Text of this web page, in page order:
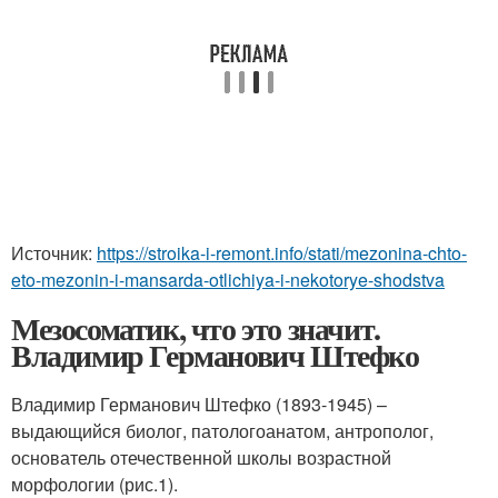
Источник: https://stroika-i-remont.info/stati/mezonina-chto-
eto-mezonin-i-mansarda-otlichiya-i-nekotorye-shodstva
Мезосоматик, что это значит.
Владимир Германович Штефко
Владимир Германович Штефко (1893-1945) –
выдающийся биолог, патологоанатом, антрополог,
основатель отечественной школы возрастной
морфологии (рис.1).